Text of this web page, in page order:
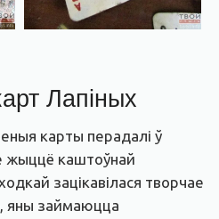
Лапіных
карты перадалі ў
жыццё каштоўнай
зацікавілася творчае
яны займаюцца